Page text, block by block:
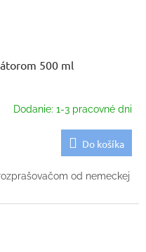
500 ml
Dodanie: 1-3 pracovné dni
Do košíka
od nemeckej